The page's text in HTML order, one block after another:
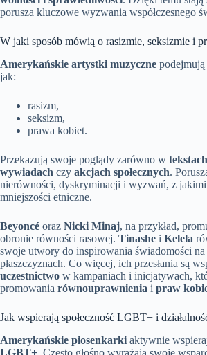
porusza kluczowe wyzwania współczesnego
W jaki sposób mówią o rasizmie, seksizmie i
Amerykańskie artystki muzyczne
jak:
rasizm,
seksizm,
prawa kobiet.
Przekazują swoje poglądy zarówno w
wywiadach czy akcjach społecznych.
nierówności, dyskryminacji i wyzwań, z
mniejszości etniczne.
Beyoncé oraz Nicki Minaj, na przykład,
obronie równości rasowej. Tinashe i Kelela
swoje utwory do inspirowania świadomości na
płaszczyznach. Co więcej, ich przesłania są
uczestnictwo w kampaniach i inicjatywach,
promowania równouprawnienia i praw
Jak wspierają społeczność LGBT+ i
Amerykańskie piosenkarki aktywnie
LGBT+. Często głośno wyrażają swoje